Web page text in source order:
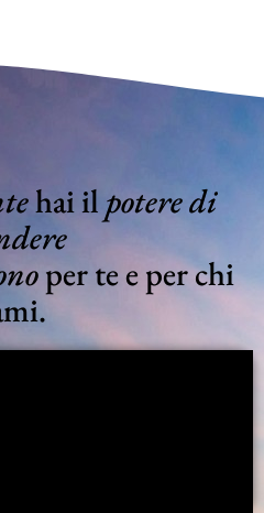
hai il potere di
per te e per chi